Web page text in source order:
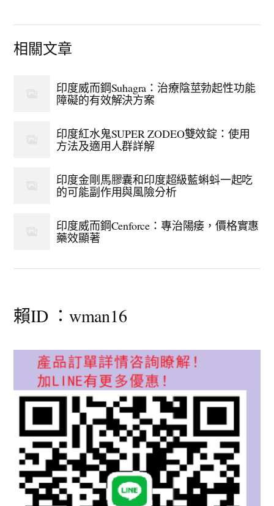
相關文章
印度威而鋼Suhagra：治療陰莖勃起性功能
障礙的有效解決方案
印度紅水鬼SUPER ZODEO雙效錠：使用
方法及適用人群詳解
印度金剛馬膠囊和印度超級藍蝌蚪一起吃
的可能副作用與風險分析
印度威而鋼Cenforce：專治陽痿，價格實惠
藥效顯著
賴ID ：wman16